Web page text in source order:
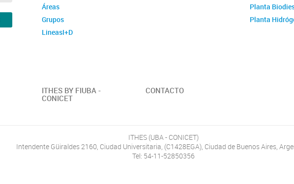
Áreas
Grupos
LineasI+D
Planta
Planta
ITHES BY FIUBA -
CONICET
CONTACTO
ITHES (UBA - CONICET)
Intendente Güiraldes 2160, Ciudad Universitaria, (C1428EGA), Ciudad de Buenos Aires,
Tel: 54-11-52850356